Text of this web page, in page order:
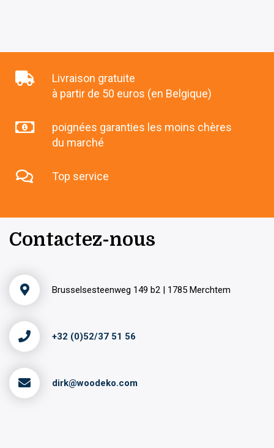
Livraison gratuite
à partir de 50 euros (en Belgique)
poignées garanties les moins chères
du marché
Top service
Contactez-nous
Brusselsesteenweg 149 b2 | 1785 Merchtem
+32 (0)52/37 51 56
dirk@woodeko.com